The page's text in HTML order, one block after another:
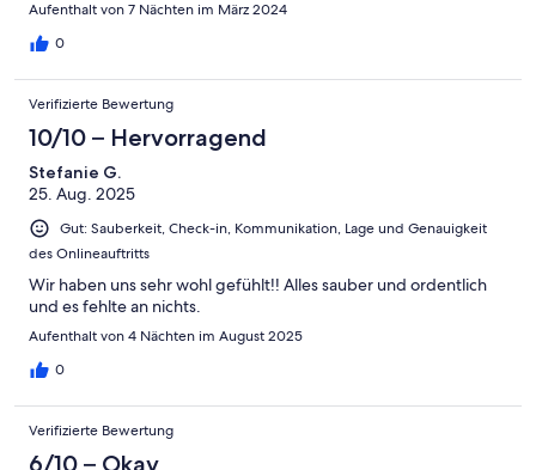
Aufenthalt von 7 Nächten im März 2024
0
Verifizierte Bewertung
10/10 – Hervorragend
Stefanie G.
25. Aug. 2025
Gut: Sauberkeit, Check-in, Kommunikation, Lage und Genauigkeit
des Onlineauftritts
Wir haben uns sehr wohl gefühlt!! Alles sauber und ordentlich
und es fehlte an nichts.
Aufenthalt von 4 Nächten im August 2025
0
Verifizierte Bewertung